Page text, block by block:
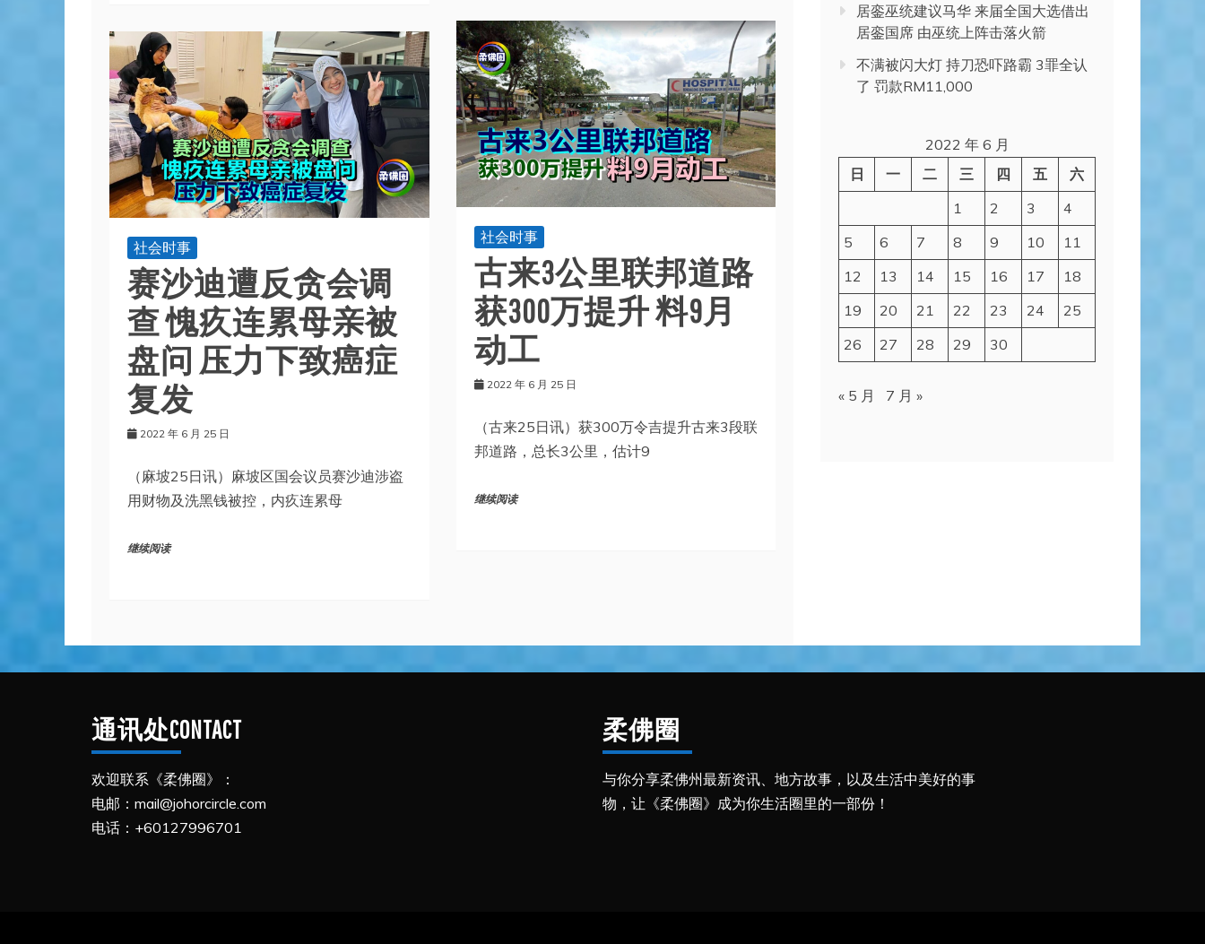
社会时事
古来3公里联邦道路
获300万提升 料9月
动工
2022 年 6 月 25 日
（古来25日讯）获300万令吉提升古来3段联
邦道路，总长3公里，估计9
继续阅读
社会时事
赛沙迪遭反贪会调
查 愧疚连累母亲被
盘问 压力下致癌症
复发
2022 年 6 月 25 日
（麻坡25日讯）麻坡区国会议员赛沙迪涉盗
用财物及洗黑钱被控，内疚连累母
继续阅读
居銮巫统建议马华 来届全国大选借出
居銮国席 由巫统上阵击落火箭
不满被闪大灯 持刀恐吓路霸 3罪全认
了 罚款RM11,000
2022 年 6 月
日
一 二 三 四 五
六
1
2 3
4
5
6 7 8 9 10
11
12
13 14 15 16 17
18
19
20 21 22 23 24
25
26
27 28 29 30
« 5 月 7 月 »
通讯处CONTACT
欢迎联系《柔佛圈》：
电邮：mail@johorcircle.com
电话：+60127996701
柔佛圈
与你分享柔佛州最新资讯、地方故事，以及生活中美好的事
物，让《柔佛圈》成为你生活圈里的一部份！